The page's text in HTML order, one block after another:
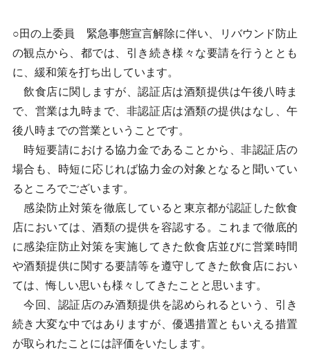
○田の上委員 緊急事態宣言解除に伴い、リバウンド防止
の観点から、都では、引き続き様々な要請を行うととも
に、緩和策を打ち出しています。
飲食店に関しますが、認証店は酒類提供は午後八時ま
で、営業は九時まで、非認証店は酒類の提供はなし、午
後八時までの営業ということです。
時短要請における協力金であることから、非認証店の
場合も、時短に応じれば協力金の対象となると聞いてい
るところでございます。
感染防止対策を徹底していると東京都が認証した飲食
店においては、酒類の提供を容認する。これまで徹底的
に感染症防止対策を実施してきた飲食店並びに営業時間
や酒類提供に関する要請等を遵守してきた飲食店におい
ては、悔しい思いも様々してきたことと思います。
今回、認証店のみ酒類提供を認められるという、引き
続き大変な中ではありますが、優遇措置ともいえる措置
が取られたことには評価をいたします。